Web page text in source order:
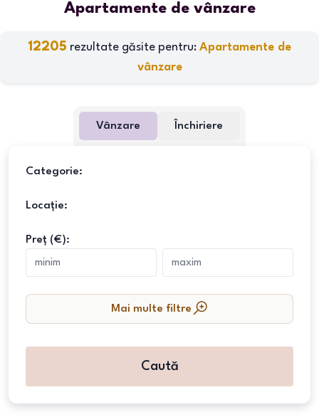
Apartamente de vânzare
12205 rezultate găsite pentru: Apartamente de
vânzare
Vânzare Închiriere
Categorie:
Locație:
Preț (€):
Mai multe filtre
Caută